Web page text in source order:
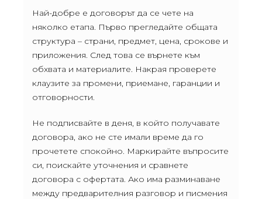
Най-добре е договорът да се чете на
няколко етапа. Първо прегледайте общата
структура – страни, предмет, цена, срокове и
приложения. След това се върнете към
обхвата и материалите. Накрая проверете
клаузите за промени, приемане, гаранции и
отговорности.
Не подписвайте в деня, в който получавате
договора, ако не сте имали време да го
прочетете спокойно. Маркирайте въпросите
си, поискайте уточнения и сравнете
договора с офертата. Ако има разминаване
между предварителния разговор и писмения